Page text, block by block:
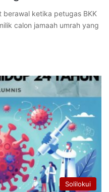
berawal ketika petugas BKK
calon jamaah umrah yang
Solilokui